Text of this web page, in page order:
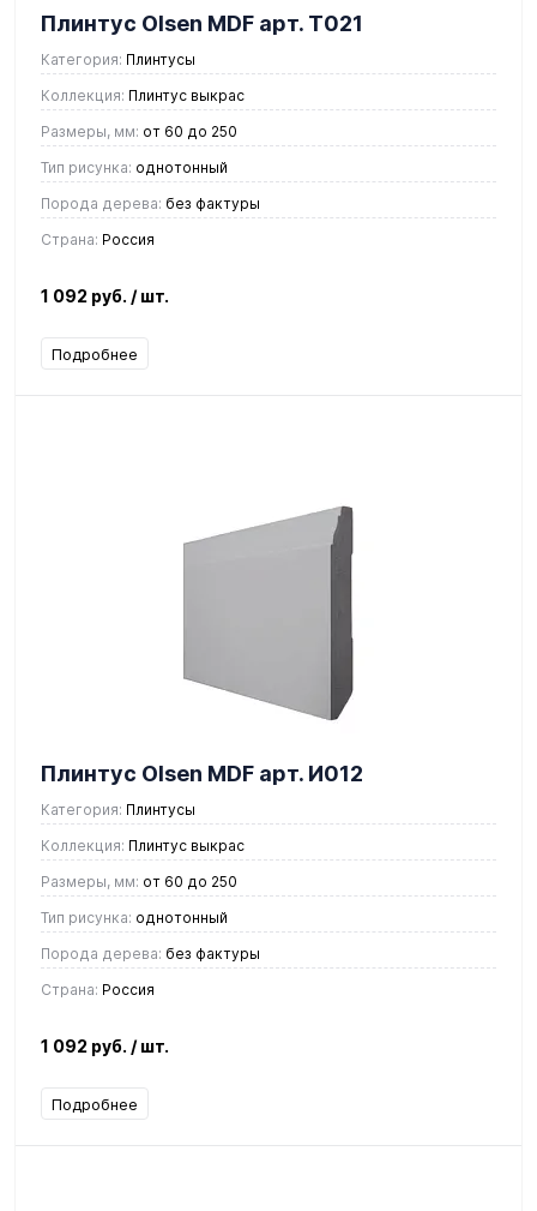
Плинтус Olsen MDF арт. Т021
Категория: Плинтусы
Коллекция: Плинтус выкрас
Размеры, мм: от 60 до 250
Тип рисунка: однотонный
Порода дерева: без фактуры
Страна: Россия
1 092 руб. / шт.
Подробнее
Плинтус Olsen MDF арт. И012
Категория: Плинтусы
Коллекция: Плинтус выкрас
Размеры, мм: от 60 до 250
Тип рисунка: однотонный
Порода дерева: без фактуры
Страна: Россия
1 092 руб. / шт.
Подробнее